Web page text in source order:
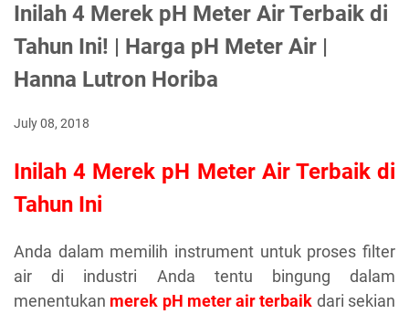
Inilah 4 Merek pH Meter Air Terbaik di
Tahun Ini! | Harga pH Meter Air |
Hanna Lutron Horiba
July 08, 2018
Inilah 4 Merek pH Meter Air Terbaik di
Tahun Ini
Anda dalam memilih instrument untuk proses filter
air di industri Anda tentu bingung dalam
menentukan merek pH meter air terbaik dari sekian